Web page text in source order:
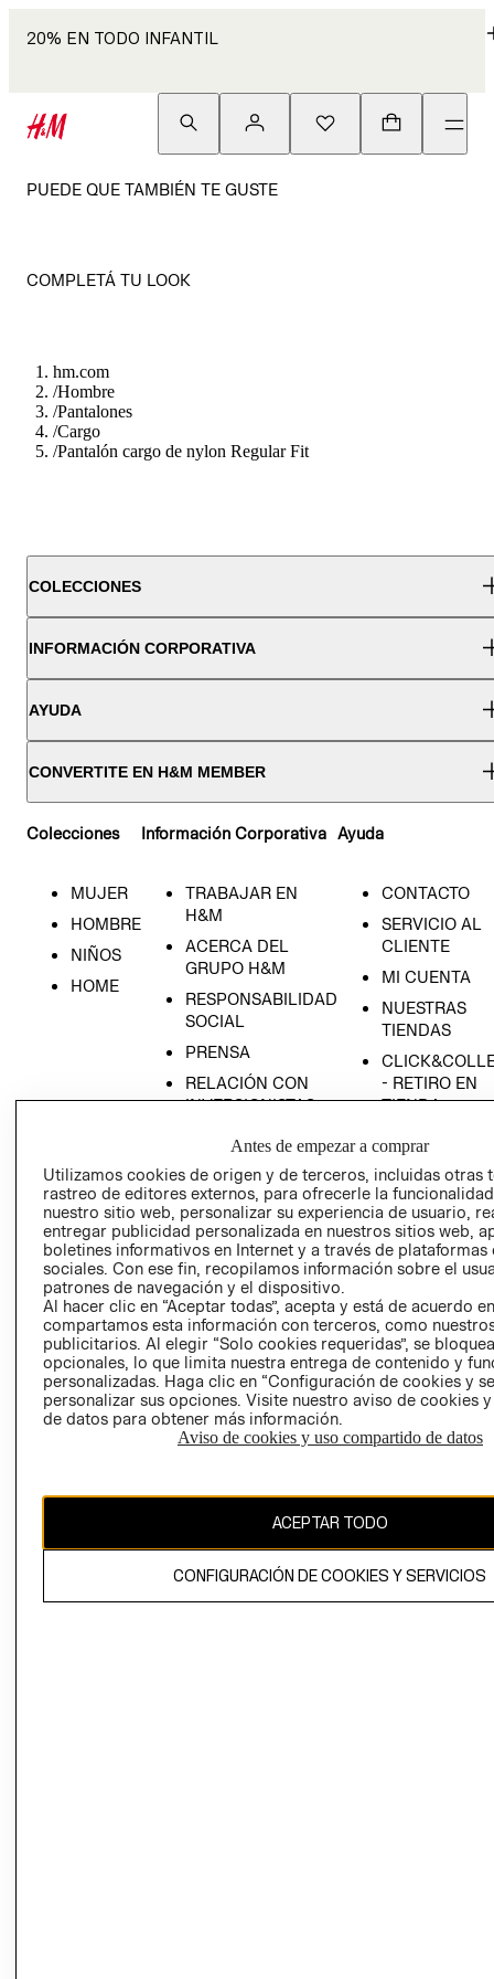
20% EN TODO INFANTIL
PUEDE QUE TAMBIÉN TE GUSTE
COMPLETÁ TU LOOK
hm.com
/Hombre
/Pantalones
/Cargo
/Pantalón cargo de nylon Regular Fit
COLECCIONES
INFORMACIÓN CORPORATIVA
AYUDA
CONVERTITE EN H&M MEMBER
Colecciones
MUJER
HOMBRE
NIÑOS
HOME
Información Corporativa
TRABAJAR EN
H&M
ACERCA DEL
GRUPO H&M
RESPONSABILIDAD
SOCIAL
PRENSA
RELACIÓN CON
INVERSIONISTAS
POLÍTICA
EMPRESARIAL
Ayuda
CONTACTO
SERVICIO AL
CLIENTE
MI CUENTA
NUESTRAS
TIENDAS
- RETIRO EN
TIENDA
CONDICIONES
AVISO DE
PRIVACIDAD
GIFT CARD
AVISO DE
El contenido de esta página web está protegido por copyright y es
propiedad de H&M Hennes & Mauritz AB.
Antes de empezar a comprar
Utilizamos cookies de origen y de terceros, incluidas otras
rastreo de editores externos, para ofrecerle la
nuestro sitio web, personalizar su experiencia de usuario,
entregar publicidad personalizada en nuestros sitios web,
boletines informativos en Internet y a través de plataformas
sociales. Con ese fin, recopilamos información sobre el
patrones de navegación y el dispositivo.
Al hacer clic en “Aceptar todas”, acepta y está de acuerdo
compartamos esta información con terceros, como
publicitarios. Al elegir “Solo cookies requeridas”, se
opcionales, lo que limita nuestra entrega de contenido y
personalizadas. Haga clic en “Configuración de cookies y
personalizar sus opciones. Visite nuestro aviso de cookies
de datos para obtener más información.
Aviso de cookies y uso compartido de datos
ACEPTAR TODO
CONFIGURACIÓN DE COOKIES Y SERVICIOS